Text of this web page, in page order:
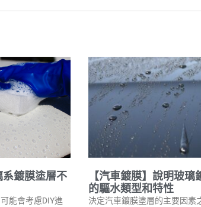
系鍍膜塗層不
能會考慮DIY進
【汽車鍍膜】說明玻璃
的驅水類型和特性
決定汽車鍍膜塗層的主要因素